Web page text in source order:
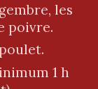
les
poivre.
1 h